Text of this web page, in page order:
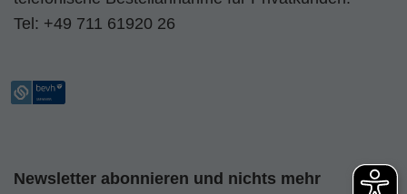
Tel: +49 711 61920 26
Newsletter abonnieren und nichts mehr